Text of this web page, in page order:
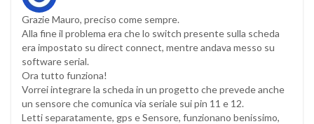
Grazie Mauro, preciso come sempre.
Alla fine il problema era che lo switch presente sulla scheda
era impostato su direct connect, mentre andava messo su
software serial.
Ora tutto funziona!
Vorrei integrare la scheda in un progetto che prevede anche
un sensore che comunica via seriale sui pin 11 e 12.
Letti separatamente, gps e Sensore, funzionano benissimo,